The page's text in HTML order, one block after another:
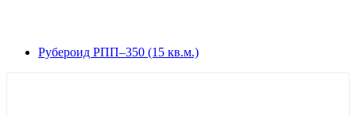
Рубероид РПП–350 (15 кв.м.)